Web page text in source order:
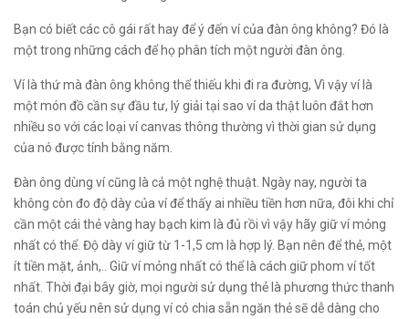
Bạn có biết các cô gái rất hay để ý đến ví của đàn ông không? Đó là
một trong những cách để họ phân tích một người đàn ông.
Ví là thứ mà đàn ông không thể thiếu khi đi ra đường, Vì vậy ví là
một món đồ cần sự đầu tư, lý giải tại sao ví da thật luôn đắt hơn
nhiều so với các loại ví canvas thông thường vì thời gian sử dụng
của nó được tính bằng năm.
Đàn ông dùng ví cũng là cả một nghệ thuật. Ngày nay, người ta
không còn đo độ dày của ví để thấy ai nhiều tiền hơn nữa, đôi khi chỉ
cần một cái thẻ vàng hay bạch kim là đủ rồi vì vậy hãy giữ ví mỏng
nhất có thể. Độ dày ví giữ từ 1-1,5 cm là hợp lý. Bạn nên để thẻ, một
ít tiền mặt, ảnh,.. Giữ ví mỏng nhất có thể là cách giữ phom ví tốt
nhất. Thời đại bây giờ, mọi người sử dụng thẻ là phương thức thanh
toán chủ yếu nên sử dụng ví có chia sẵn ngăn thẻ sẽ dễ dàng cho